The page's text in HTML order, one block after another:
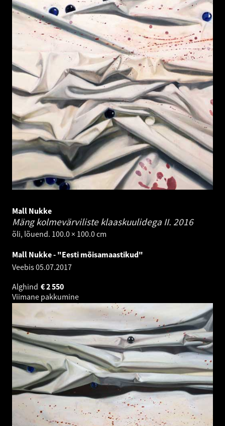
Mall Nukke
Mäng kolmevärviliste klaaskuulidega II. 2016
õli, lõuend. 100.0 × 100.0 cm
Mall Nukke - "Eesti mõisamaastikud"
Veebis05.07.2017
Alghind
2 550
€
Viimane pakkumine